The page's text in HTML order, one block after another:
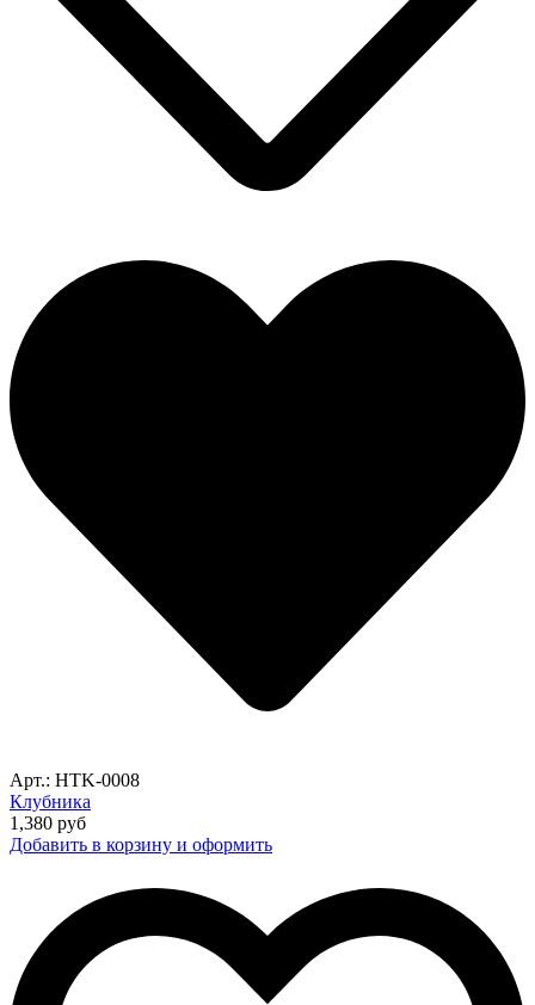
Арт.: HTK-0008
Клубника
1,380 руб
Добавить в корзину и оформить